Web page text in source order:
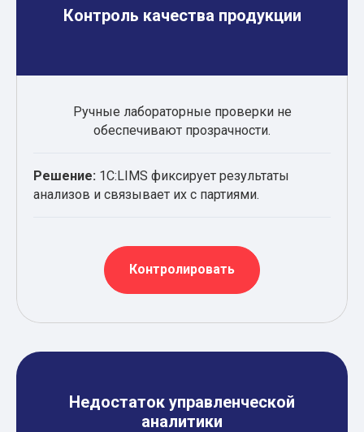
Контроль качества продукции
Ручные лабораторные проверки не
обеспечивают прозрачности.
Решение: 1С:LIMS фиксирует результаты
анализов и связывает их с партиями.
Контролировать
Недостаток управленческой
аналитики